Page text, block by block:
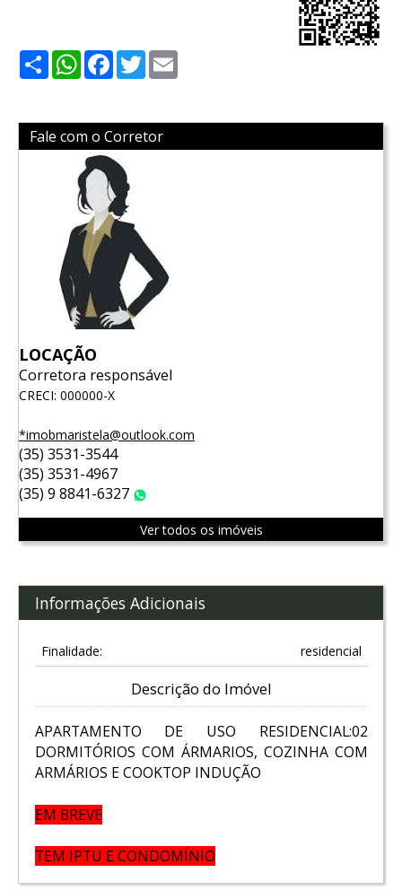
ShareWhatsApp
Facebook
Twitter
Fale com o Corretor
LOCAÇÃO
Corretora responsável
CRECI: 000000-X
*imobmaristela@outlook.com
(35) 3531-3544
(35) 3531-4967
(35) 9 8841-6327
Ver todos os imóveis
Informações Adicionais
Finalidade: residencial
Descrição do Imóvel
APARTAMENTO DE USO RESIDENCIAL:02
DORMITÓRIOS COM ÁRMARIOS, COZINHA COM
ARMÁRIOS E COOKTOP INDUÇÃO
EM BREVE
TEM IPTU E CONDOMÍNIO